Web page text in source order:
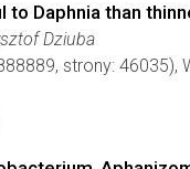
Daphnia than
Dziuba
strony: 46035),